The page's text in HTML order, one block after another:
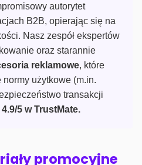
autorytet
B2B, opierając się na
Nasz zespół ekspertów
oraz starannie
reklamowe, które
normy użytkowe (m.in.
transakcji
4.9/5 w TrustMate.
promocyjne